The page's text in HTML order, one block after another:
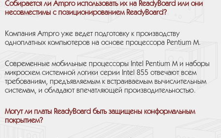
Собирается ли Ampro использовать их на ReadyBoard или они
несовместимы с позиционированием ReadyBoard?
Компания Ampro уже ведет подготовку к производству
одноплатных компьютеров на основе процессора Pentium M.
Современные мобильные процессоры Intel Pentium M и наборы
микросхем системной логики серии Intel 855 отвечают всем
требованиям, предъявляемым к встраиваемым вычислительным
системам, и обладают впечатляющей производительностью.
Могут ли платы ReadyBoard быть защищены конформальным
покрытием?